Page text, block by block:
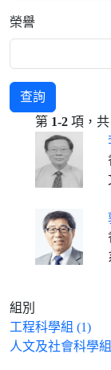
榮譽
查詢
第 1-2 項，共
組別
工程科學組 (1)
人文及社會科學